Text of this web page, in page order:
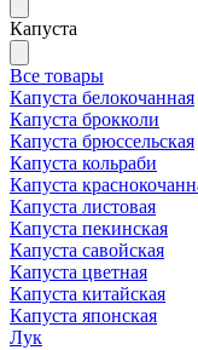
Капуста
Все товары
Капуста белокочанная
Капуста брокколи
Капуста брюссельская
Капуста кольраби
Капуста
Капуста листовая
Капуста пекинская
Капуста савойская
Капуста цветная
Капуста китайская
Капуста японская
Лук